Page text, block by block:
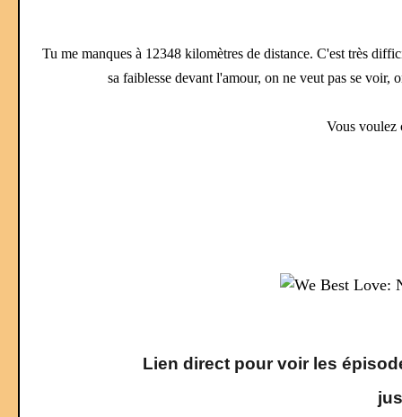
Tu me manques à 12348 kilomètres de distance. C'est très
sa faiblesse devant l'amour, on ne veut pas se voir,
Vous voulez
Lien direct pour voir les